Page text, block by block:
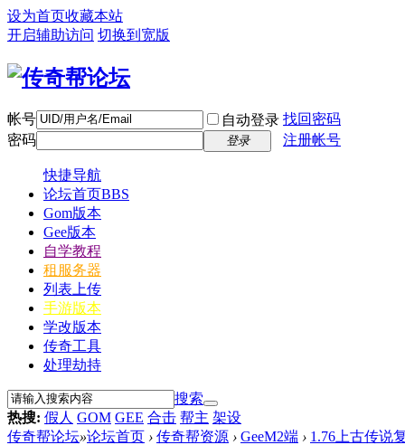
设为首页收藏本站
开启辅助访问 切换到宽版
帐号 自动登录 找回密码
密码
登录 注册帐号
快捷导航
论坛首页BBS
Gom版本
Gee版本
自学教程
租服务器
列表上传
手游版本
学改版本
传奇工具
处理劫持
搜索
热搜: 假人 GOM GEE 合击 帮主 架设
传奇帮论坛»论坛首页 › 传奇帮资源 › GeeM2端 › 1.76上古传说